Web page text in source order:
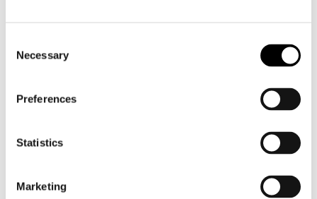
Selection
Necessary
Preferences
Statistics
Marketing